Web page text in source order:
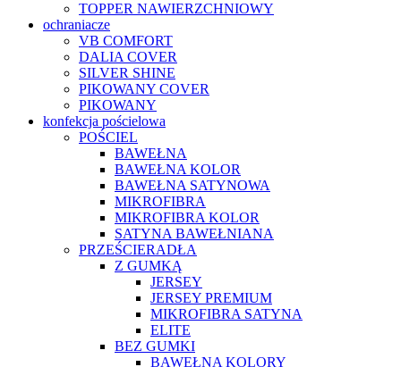
TOPPER NAWIERZCHNIOWY
ochraniacze
VB COMFORT
DALIA COVER
SILVER SHINE
PIKOWANY COVER
PIKOWANY
konfekcja pościelowa
POŚCIEL
BAWEŁNA
BAWEŁNA KOLOR
BAWEŁNA SATYNOWA
MIKROFIBRA
MIKROFIBRA KOLOR
SATYNA BAWEŁNIANA
PRZEŚCIERADŁA
Z GUMKĄ
JERSEY
JERSEY PREMIUM
MIKROFIBRA SATYNA
ELITE
BEZ GUMKI
BAWEŁNA KOLORY